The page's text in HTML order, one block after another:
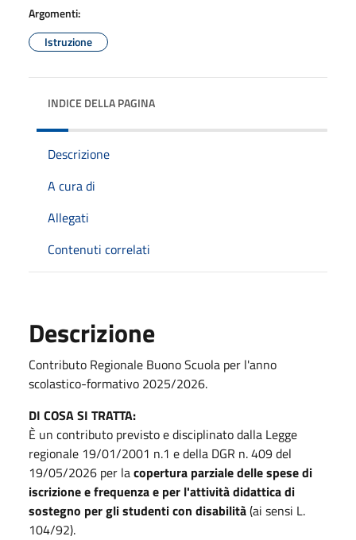
Argomenti:
Istruzione
INDICE DELLA PAGINA
Descrizione
A cura di
Allegati
Contenuti correlati
Descrizione
Contributo Regionale Buono Scuola per l'anno
scolastico-formativo 2025/2026.
DI COSA SI TRATTA:
È un contributo previsto e disciplinato dalla Legge
regionale 19/01/2001 n.1 e della DGR n. 409 del
19/05/2026 per lacopertura parziale delle spese di
iscrizione e frequenza e per l'attività didattica di
sostegno per gli studenti con disabilità(ai sensi L.
104/92).